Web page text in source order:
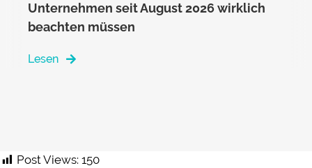
Unternehmen seit August 2026 wirklich
beachten müssen
Lesen
Post Views: 150